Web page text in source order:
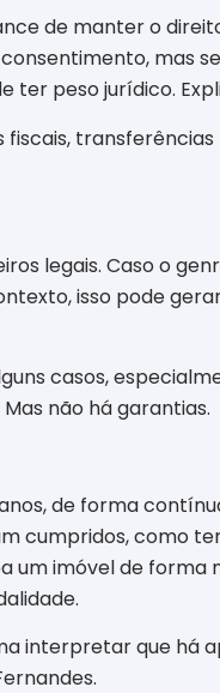
de manter o
mas
ter peso jurídico.
fiscais,
legais. Caso o
isso pode
casos,
não há garantias.
de forma
cumpridos, como
um imóvel de forma
interpretar que há